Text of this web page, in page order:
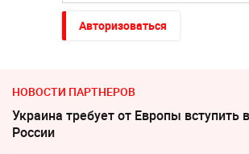
Авторизоваться
НОВОСТИ ПАРТНЕРОВ
Украина требует от Европы вступить
России